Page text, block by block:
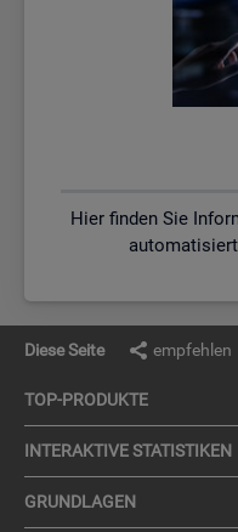
Hier finden Sie
Diese Seite empfehlen
TOP-PRO­DUK­TE
IN­TER­AK­TI­VE STA­TIS­TI­KEN
GRUND­LA­GEN